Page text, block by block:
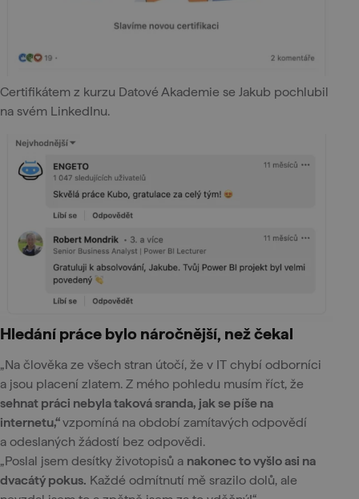
Certifikátem z kurzu Datové Akademie se Jakub pochlubil
na svém LinkedInu.
Hledání práce bylo náročnější, než čekal
„Na člověka ze všech stran útočí, že v IT chybí odborníci
a jsou placení zlatem. Z mého pohledu musím říct, že
sehnat práci nebyla taková sranda, jak se píše na
internetu,“vzpomíná na období zamítavých odpovědí
a odeslaných žádostí bez odpovědi.
„Poslal jsem desítky životopisů a nakonec to vyšlo asi na
dvacátý pokus. Každé odmítnutí mě srazilo dolů, ale